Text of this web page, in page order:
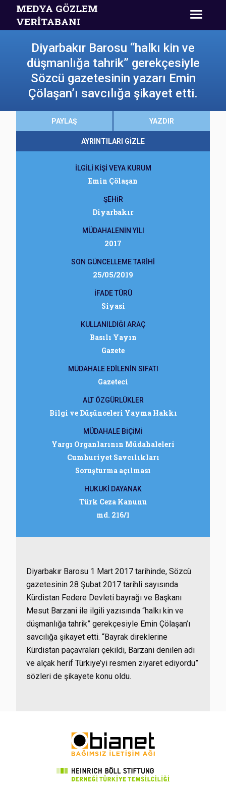
MEDYA GÖZLEM
VERİTABANI
Diyarbakır Barosu “halkı kin ve
düşmanlığa tahrik” gerekçesiyle
Sözcü gazetesinin yazarı Emin
Çölaşan’ı savcılığa şikayet etti.
PAYLAŞ YAZDIR
AYRINTILARI GİZLE
İLGİLİ KİŞİ VEYA KURUM
Emin Çölaşan
ŞEHİR
Diyarbakır
MÜDAHALENİN YILI
2017
SON GÜNCELLEME TARİHİ
25/05/2019
İFADE TÜRÜ
Siyasi
KULLANILDIĞI ARAÇ
Basılı Yayın
Gazete
MÜDAHALE EDİLENİN SIFATI
Gazeteci
ALT ÖZGÜRLÜKLER
Bilgi ve Düşünceleri Yayma Hakkı
MÜDAHALE BİÇİMİ
Yargı Organlarının Müdahaleleri
Cumhuriyet Savcılıkları
Soruşturma açılması
HUKUKİ DAYANAK
Türk Ceza Kanunu
md. 216/1
Diyarbakır Barosu 1 Mart 2017 tarihinde, Sözcü
gazetesinin 28 Şubat 2017 tarihli sayısında
Kürdistan Federe Devleti bayrağı ve Başkanı
Mesut Barzani ile ilgili yazısında “halkı kin ve
düşmanlığa tahrik” gerekçesiyle Emin Çölaşan’ı
savcılığa şikayet etti. “Bayrak direklerine
Kürdistan paçavraları çekildi, Barzani denilen adi
ve alçak herif Türkiye’yi resmen ziyaret ediyordu”
sözleri de şikayete konu oldu.